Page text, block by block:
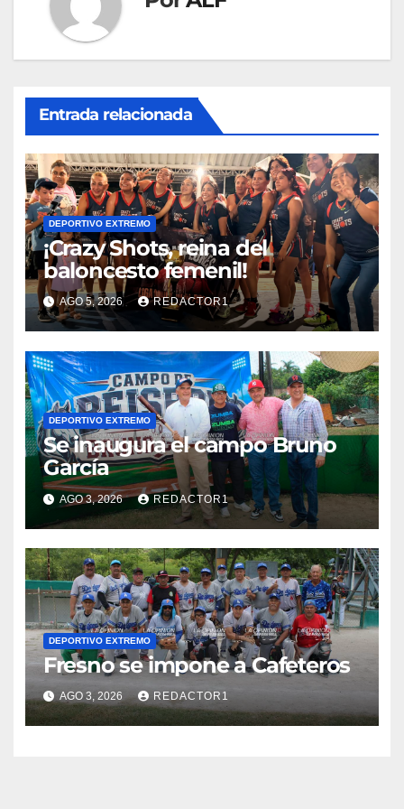
Entrada relacionada
DEPORTIVO EXTREMO
¡Crazy Shots, reina del
baloncesto femenil!
AGO 5, 2026 REDACTOR1
DEPORTIVO EXTREMO
Se inaugura el campo Bruno
García
AGO 3, 2026 REDACTOR1
DEPORTIVO EXTREMO
Fresno se impone a Cafeteros
AGO 3, 2026 REDACTOR1